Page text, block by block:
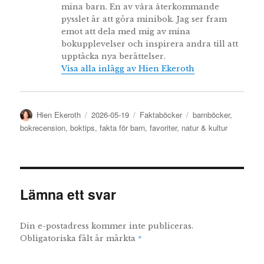
mina barn. En av våra återkommande
pysslet är att göra minibok. Jag ser fram
emot att dela med mig av mina
bokupplevelser och inspirera andra till att
upptäcka nya berättelser.
Visa alla inlägg av Hien Ekeroth
Författare
Hien Ekeroth
Publicerat
den
2026-05-19 Kategorier
Faktaböcker Etiketter
barnböcker,
bokrecension,boktips,fakta för barn,favoriter, natur & kultur
Lämna ett svar
Din e-postadress kommer inte publiceras.
Obligatoriska fält är märkta *